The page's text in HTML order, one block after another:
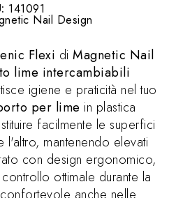
141091
Nail Design
Flexi diMagnetic Nail
lime intercambiabili
igiene e praticità nel tuo
per lime in plastica
facilmente le superfici
l'altro, mantenendo elevati
con design ergonomico,
controllo ottimale durante la